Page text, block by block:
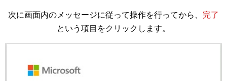
次に画面内のメッセージに従って操作を行ってから、 完了
という項目をクリックします。